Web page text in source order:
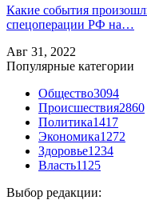
Какие события
спецоперации РФ на…
Авг 31, 2022
Популярные категории
Общество3094
Происшествия2860
Политика1417
Экономика1272
Здоровье1234
Власть1125
Выбор редакции: